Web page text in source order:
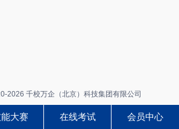
2026 千校万企（北京）科技集团有限公司
大赛 在线考试 会员中心